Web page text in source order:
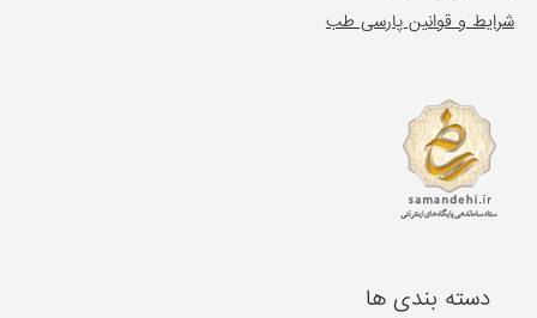
شرایط و قوانین پارسی طب
دسته بندی ها